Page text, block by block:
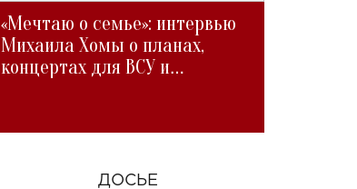
«Мечтаю о семье»: интервью
Михаила Хомы о планах,
концертах для ВСУ и
ДОСЬЕ